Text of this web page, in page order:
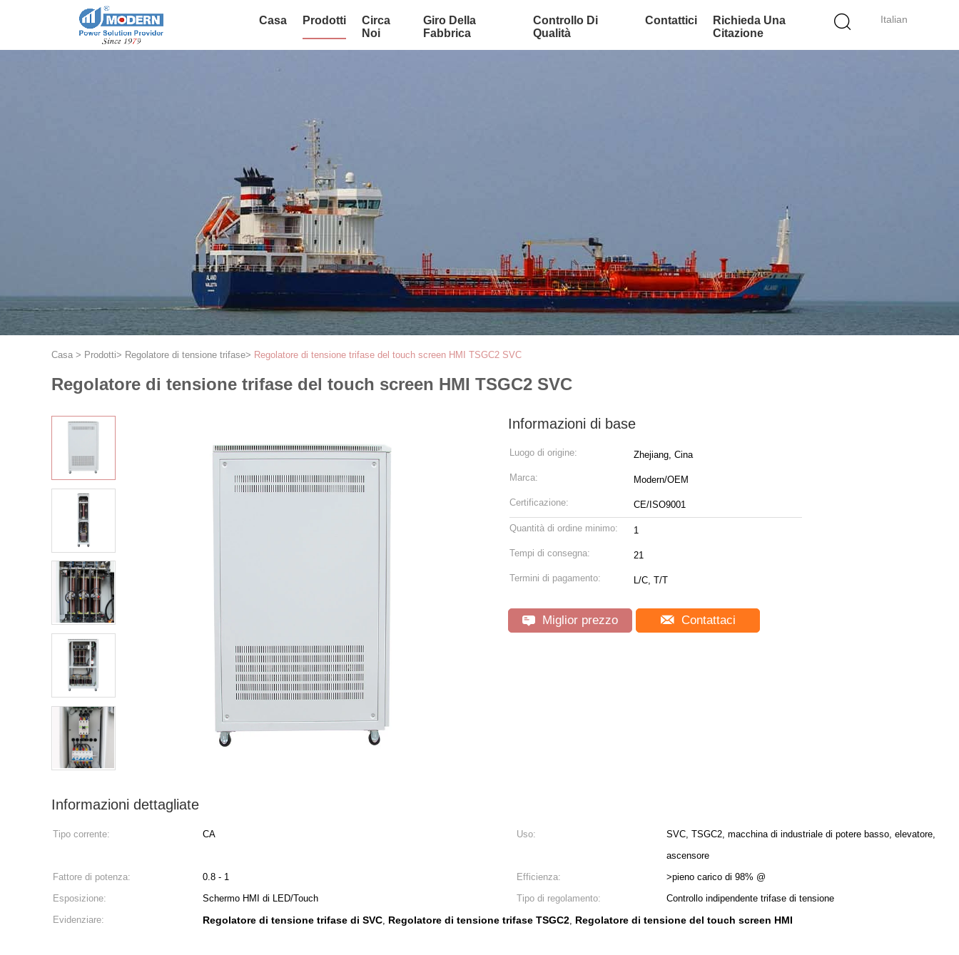
Italian
Casa Prodotti
Circa
Noi
Giro Della
Fabbrica
Controllo Di
Qualità
Contattici
Richieda Una
Citazione
Casa > Prodotti> Regolatore di tensione trifase> Regolatore di tensione trifase del touch screen HMI TSGC2 SVC
Regolatore di tensione trifase del touch screen HMI TSGC2 SVC
Informazioni di base
Luogo di origine: Zhejiang, Cina
Marca: Modern/OEM
Certificazione: CE/ISO9001
Quantità di ordine minimo: 1
Tempi di consegna: 21
Termini di pagamento: L/C, T/T
Miglior prezzo Contattaci
Informazioni dettagliate
Tipo corrente: CA Uso:
SVC, TSGC2, macchina di industriale di potere basso, elevatore,
ascensore
Fattore di potenza:
0.8 - 1 Efficienza:
>pieno carico di 98% @
Esposizione:
Schermo HMI di LED/Touch Tipo di regolamento:
Controllo indipendente trifase di tensione
Evidenziare:
Regolatore di tensione trifase di SVC, Regolatore di tensione trifase TSGC2, Regolatore di tensione del touch screen HMI